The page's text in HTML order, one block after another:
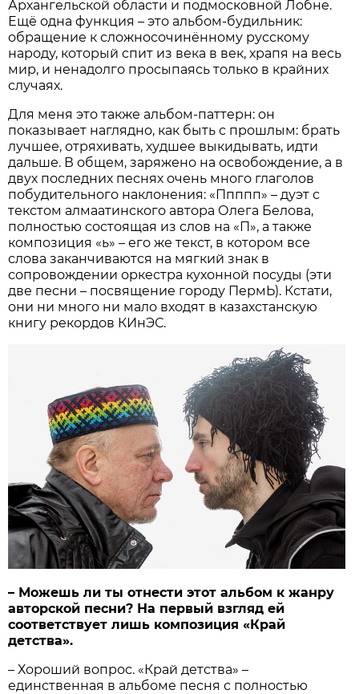
Архангельской области и подмосковной Лобне.
Ещё одна функция – это альбом-будильник:
обращение к сложносочинённому русскому
народу, который спит из века в век, храпя на весь
мир, и ненадолго просыпаясь только в крайних
случаях.
Для меня это также альбом-паттерн: он
показывает наглядно, как быть с прошлым: брать
лучшее, отряхивать, худшее выкидывать, идти
дальше. В общем, заряжено на освобождение, а в
двух последних песнях очень много глаголов
побудительного наклонения: «Ппппп» – дуэт с
текстом алмаатинского автора Олега Белова,
полностью состоящая из слов на «П», а также
композиция «ь» – его же текст, в котором все
слова заканчиваются на мягкий знак в
сопровождении оркестра кухонной посуды (эти
две песни – посвящение городу ПермЬ). Кстати,
они ни много ни мало входят в казахстанскую
книгу рекордов КИнЭС.
– Можешь ли ты отнести этот альбом к жанру
авторской песни? На первый взгляд ей
соответствует лишь композиция «Край
детства».
– Хороший вопрос. «Край детства» –
единственная в альбоме песня с полностью